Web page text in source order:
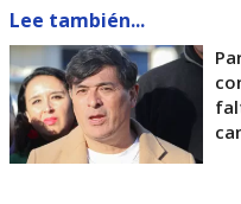
Lee también...